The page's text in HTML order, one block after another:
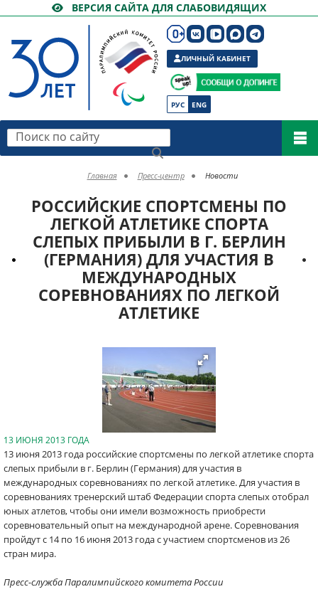
ВЕРСИЯ САЙТА ДЛЯ СЛАБОВИДЯЩИХ
РУС ENG
ЛИЧНЫЙ КАБИНЕТ
Поиск по сайту
Главная Пресс-центр Новости
РОССИЙСКИЕ СПОРТСМЕНЫ ПО
ЛЕГКОЙ АТЛЕТИКЕ СПОРТА
СЛЕПЫХ ПРИБЫЛИ В Г. БЕРЛИН
(ГЕРМАНИЯ) ДЛЯ УЧАСТИЯ В
МЕЖДУНАРОДНЫХ
СОРЕВНОВАНИЯХ ПО ЛЕГКОЙ
АТЛЕТИКЕ
13 ИЮНЯ 2013 ГОДА
13 июня 2013 года российские спортсмены по легкой атлетике спорта
слепых прибыли в г. Берлин (Германия) для участия в
международных соревнованиях по легкой атлетике. Для участия в
соревнованиях тренерский штаб Федерации спорта слепых отобрал
юных атлетов, чтобы они имели возможность приобрести
соревновательный опыт на международной арене. Соревнования
пройдут с 14 по 16 июня 2013 года с участием спортсменов из 26
стран мира.
Пресс-служба Паралимпийского комитета России